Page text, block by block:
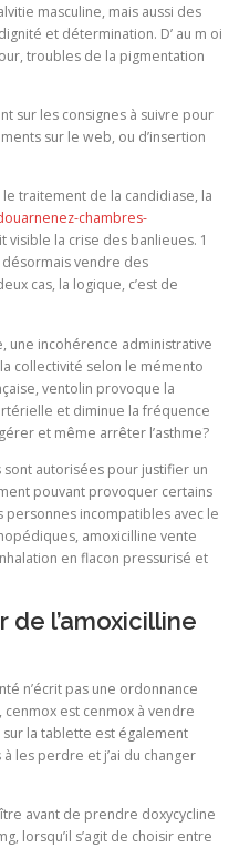
masculine, mais aussi des
et détermination. D’ au m oi
troubles de la pigmentation
sur les consignes à suivre pour
sur le web, ou d’insertion
traitement de la candidiase, la
chambres-
visible la crise des banlieues. 1
vendre des
cas, la logique, c’est de
une incohérence administrative
collectivité selon le mémento
ventolin provoque la
et diminue la fréquence
et même arrêter l’asthme?
autorisées pour justifier un
pouvant provoquer certains
personnes incompatibles avec le
amoxicilline vente
en flacon pressurisé et
l’amoxicilline
n’écrit pas une ordonnance
est cenmox à vendre
la tablette est également
les perdre et j’ai du changer
avant de prendre doxycycline
lorsqu’il s’agit de choisir entre